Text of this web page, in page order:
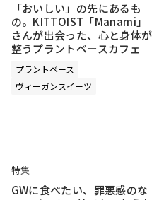
「おいしい」の先にあるも
の。KITTOIST「Manami」
さんが出会った、心と身体が
整うプラントベースカフェ
プラントベース
ヴィーガンスイーツ
特集
GWに食べたい、罪悪感のな